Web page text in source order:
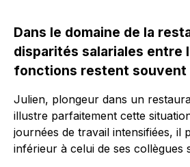
Dans le domaine de la
disparités salariales entre
fonctions restent souvent
Julien, plongeur dans un
illustre parfaitement cette
journées de travail intensifiées, il
inférieur à celui de ses collègues